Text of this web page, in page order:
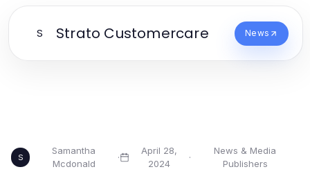
S Strato Customercare News
S
Samantha
Mcdonald
·
April 28,
2024
·
News & Media
Publishers